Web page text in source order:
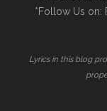
*Follow Us on:
Lyrics in this blog